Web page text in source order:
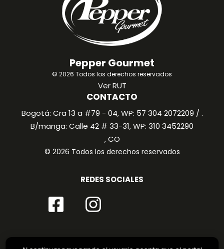
Pepper Gourmet
© 2026 Todos los derechos reservados
Ver RUT
CONTACTO
Bogotá: Cra 13 a #79 - 04, WP: 57 304 2072209 / .
B/manga: Calle 42 # 33-31, WP: 310 3452290
, CO
© 2026 Todos los derechos reservados
REDES SOCIALES